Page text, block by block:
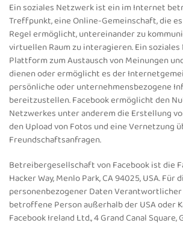
Ein soziales Netzwerk ist ein im Internet
Treffpunkt, eine Online-Gemeinschaft, die
Regel ermöglicht, untereinander zu
virtuellen Raum zu interagieren. Ein
Plattform zum Austausch von Meinungen
dienen oder ermöglicht es der
persönliche oder unternehmensbezogene
bereitzustellen. Facebook ermöglicht den
Netzwerkes unter anderem die Erstellung
den Upload von Fotos und eine Vernetzung
Freundschaftsanfragen.
Betreibergesellschaft von Facebook ist die
Hacker Way, Menlo Park, CA 94025, USA.
personenbezogener Daten
betroffene Person außerhalb der USA oder
Facebook Ireland Ltd., 4 Grand Canal Square,